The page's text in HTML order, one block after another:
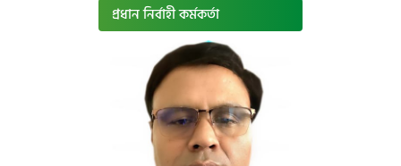
প্রধান নির্বাহী কর্মকর্তা